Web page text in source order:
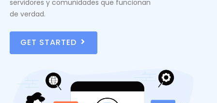
servidores y comunidades que funcionan
de verdad.
GET STARTED